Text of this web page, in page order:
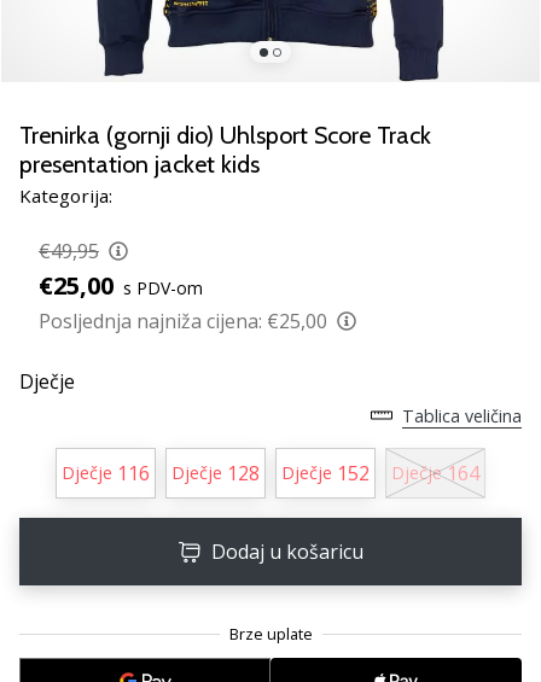
Pronađite
savršen
odbojku!
Pogledajte
naš
vodič
odaberite
obuću,
odjeću
najboljih
tržištu.
Postani
ambasadorom
Trenirka (gornji dio) Uhlsport Score Track
presentation jacket kids
Kategorija:
€49,95
€25,00 s PDV-om
Posljednja najniža cijena: €25,00
Dječje
Tablica veličina
Dječje 116 Dječje 128 Dječje 152 Dječje 164
Dodaj u košaricu